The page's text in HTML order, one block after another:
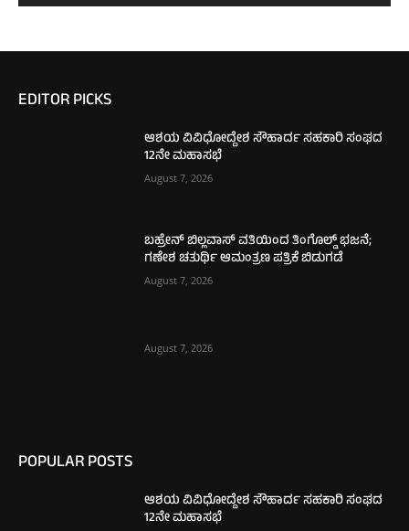
EDITOR PICKS
ಆಶಯ ವಿವಿಧೋದ್ದೇಶ ಸೌಹಾರ್ದ ಸಹಕಾರಿ ಸಂಘದ
12ನೇ ಮಹಾಸಭೆ
August 7, 2026
ಬಹ್ರೇನ್ ಬಿಲ್ಲವಾಸ್ ವತಿಯಿಂದ ತಿಂಗೊಲ್ಡ್ ಭಜನೆ;
ಗಣೇಶ ಚತುರ್ಥಿ ಆಮಂತ್ರಣ ಪತ್ರಿಕೆ ಬಿಡುಗಡೆ
August 7, 2026
August 7, 2026
POPULAR POSTS
ಆಶಯ ವಿವಿಧೋದ್ದೇಶ ಸೌಹಾರ್ದ ಸಹಕಾರಿ ಸಂಘದ
12ನೇ ಮಹಾಸಭೆ